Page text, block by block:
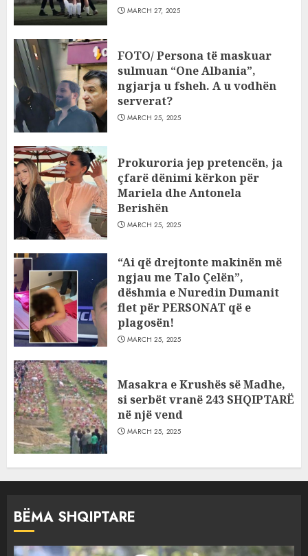
MARCH 27, 2025
FOTO/ Persona të maskuar
sulmuan “One Albania”,
ngjarja u fsheh. A u vodhën
serverat?
MARCH 25, 2025
Prokuroria jep pretencën, ja
çfarë dënimi kërkon për
Mariela dhe Antonela
Berishën
MARCH 25, 2025
“Ai që drejtonte makinën më
ngjau me Talo Çelën”,
dëshmia e Nuredin Dumanit
flet për PERSONAT që e
plagosën!
MARCH 25, 2025
Masakra e Krushës së Madhe,
si serbët vranë 243 SHQIPTARË
në një vend
MARCH 25, 2025
BËMA SHQIPTARE